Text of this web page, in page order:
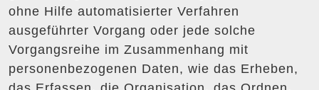
ohne Hilfe automatisierter Verfahren
ausgeführter Vorgang oder jede solche
Vorgangsreihe im Zusammenhang mit
personenbezogenen Daten, wie das Erheben,